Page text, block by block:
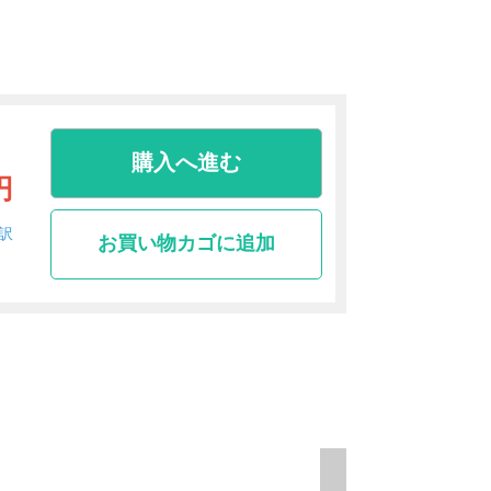
購入へ進む
お買い物カゴに追加